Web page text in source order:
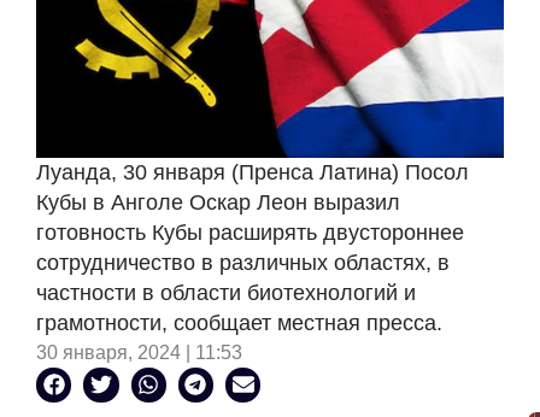
Луанда, 30 января (Пренса Латина) Посол
Кубы в Анголе Оскар Леон выразил
готовность Кубы расширять двустороннее
сотрудничество в различных областях, в
частности в области биотехнологий и
грамотности, сообщает местная пресса.
30 января, 2024 | 11:53